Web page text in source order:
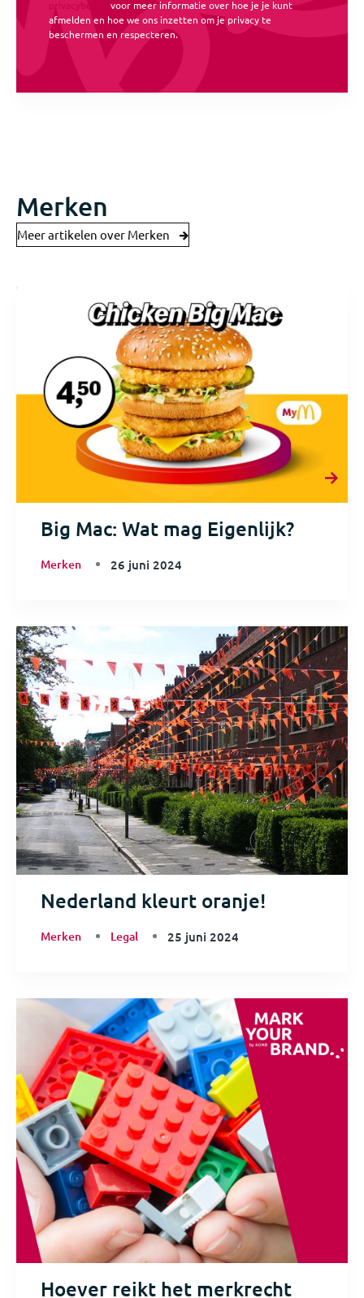
voor meer informatie over hoe je je kunt
afmelden en hoe we ons inzetten om je privacy te
beschermen en respecteren.
Merken
Meer artikelen over Merken
Big Mac: Wat mag Eigenlijk?
Merken 26 juni 2024
Nederland kleurt oranje!
Merken Legal 25 juni 2024
Hoever reikt het merkrecht